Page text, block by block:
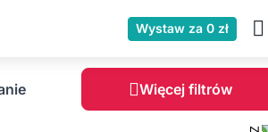
Wystaw za 0 zł
Więcej filtrów